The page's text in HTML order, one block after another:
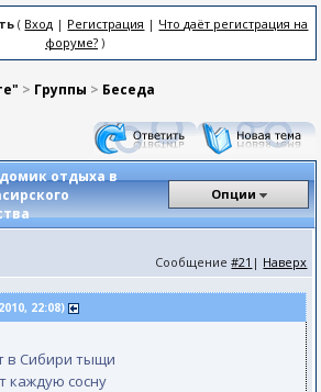
( Вход | Регистрация | Что даёт регистрация на
форуме?)
> Группы > Беседа
отдыха в
Опции
Сообщение#21 | Наверх
22:08)
в Сибири тыщи
каждую сосну